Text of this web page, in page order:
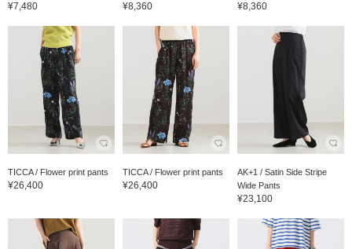
¥7,480 ¥8,360 ¥8,360
TICCA / Flower print pants
¥26,400
TICCA / Flower print pants
¥26,400
AK+1 / Satin Side Stripe
Wide Pants
¥23,100